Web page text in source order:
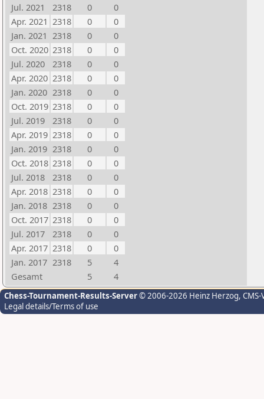
Jul. 2021
2318 0
0
Apr. 2021 2318 0
0
Jan. 2021 2318 0
0
Oct. 2020 2318 0
0
Jul. 2020
2318 0
0
Apr. 2020 2318 0
0
Jan. 2020 2318 0
0
Oct. 2019 2318 0
0
Jul. 2019
2318 0
0
Apr. 2019 2318 0
0
Jan. 2019 2318 0
0
Oct. 2018 2318 0
0
Jul. 2018
2318 0
0
Apr. 2018 2318 0
0
Jan. 2018 2318 0
0
Oct. 2017 2318 0
0
Jul. 2017
2318 0
0
Apr. 2017 2318 0
0
Jan. 2017 2318 5
4
Gesamt
5 4
Chess-Tournament-Results-Server© 2006-2026 Heinz Herzog,
Legal details/Terms of use